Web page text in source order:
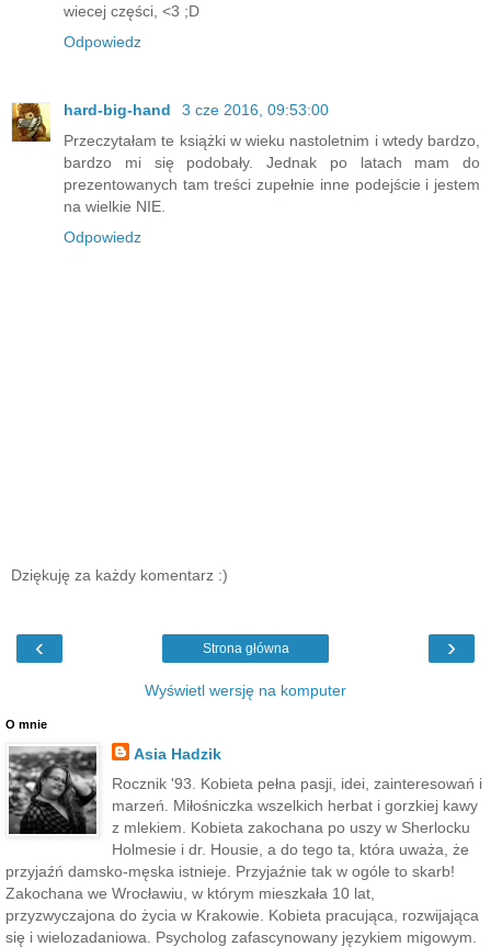
wiecej części, <3 ;D
Odpowiedz
hard-big-hand
3 cze 2016, 09:53:00
Przeczytałam te książki w wieku nastoletnim i wtedy bardzo,
bardzo mi się podobały. Jednak po latach mam do
prezentowanych tam treści zupełnie inne podejście i jestem
na wielkie NIE.
Odpowiedz
Dziękuję za każdy komentarz :)
‹ ›
Strona główna
Wyświetl wersję na komputer
O mnie
Asia Hadzik
Rocznik '93. Kobieta pełna pasji, idei, zainteresowań i
marzeń. Miłośniczka wszelkich herbat i gorzkiej kawy
z mlekiem. Kobieta zakochana po uszy w Sherlocku
Holmesie i dr. Housie, a do tego ta, która uważa, że
przyjaźń damsko-męska istnieje. Przyjaźnie tak w ogóle to skarb!
Zakochana we Wrocławiu, w którym mieszkała 10 lat,
przyzwyczajona do życia w Krakowie. Kobieta pracująca, rozwijająca
się i wielozadaniowa. Psycholog zafascynowany językiem migowym.